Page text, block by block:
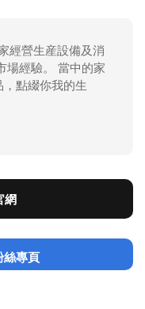
經營生産設備及消
經驗。
當中的家
點綴你我的生
網
專頁